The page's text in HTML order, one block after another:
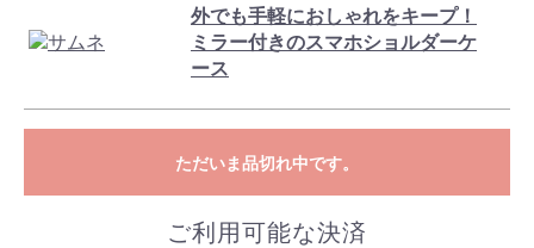
外でも手軽におしゃれをキープ！
ミラー付きのスマホショルダーケ
ース
ただいま品切れ中です。
ご利用可能な決済